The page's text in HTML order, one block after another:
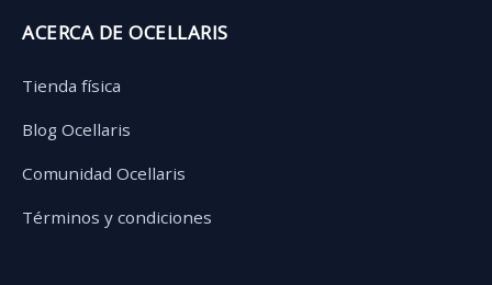
ACERCA DE OCELLARIS
Tienda física
Blog Ocellaris
Comunidad Ocellaris
Términos y condiciones